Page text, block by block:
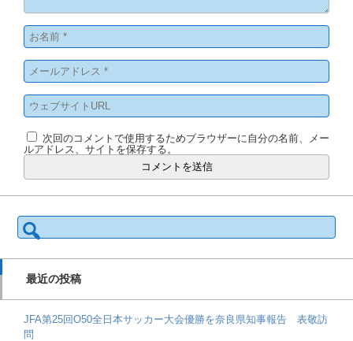
次回のコメントで使用するためブラウザーに自分の名前、メー
ルアドレス、サイトを保存する。
検
索:
最近の投稿
JFA第25回O50全日本サッカー大会優勝を奈良県知事報告 表敬訪
問